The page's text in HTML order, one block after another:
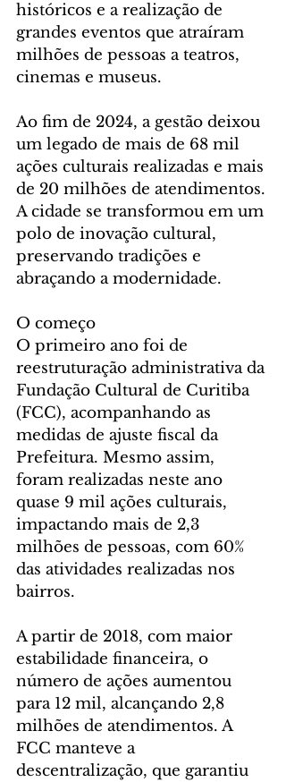
históricos e a realização de
grandes eventos que atraíram
milhões de pessoas a teatros,
cinemas e museus.
Ao fim de 2024, a gestão deixou
um legado de mais de 68 mil
ações culturais realizadas e mais
de 20 milhões de atendimentos.
A cidade se transformou em um
polo de inovação cultural,
preservando tradições e
abraçando a modernidade.
O começo
O primeiro ano foi de
reestruturação administrativa da
Fundação Cultural de Curitiba
(FCC), acompanhando as
medidas de ajuste fiscal da
Prefeitura. Mesmo assim,
foram realizadas neste ano
quase 9 mil ações culturais,
impactando mais de 2,3
milhões de pessoas, com 60%
das atividades realizadas nos
bairros.
A partir de 2018, com maior
estabilidade financeira, o
número de ações aumentou
para 12 mil, alcançando 2,8
milhões de atendimentos. A
FCC manteve a
descentralização, que garantiu